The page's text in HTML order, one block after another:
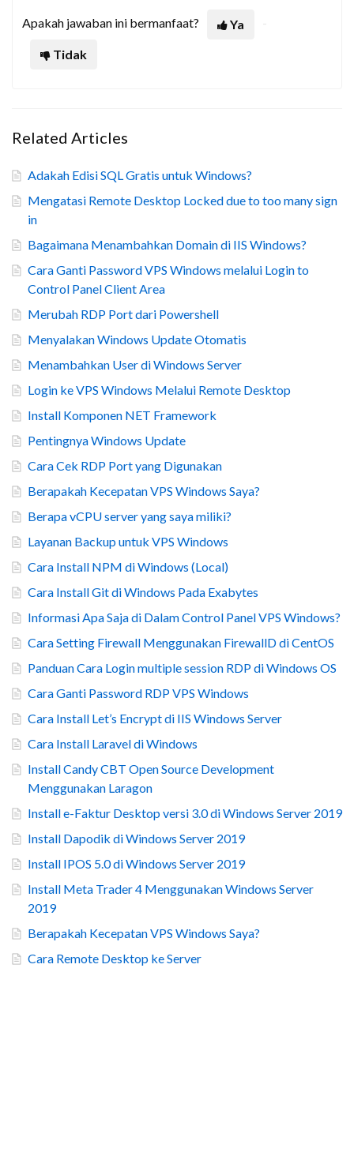
Apakah jawaban ini bermanfaat?
Ya
Tidak
Related Articles
Adakah Edisi SQL Gratis untuk Windows?
Mengatasi Remote Desktop Locked due to too many sign
in
Bagaimana Menambahkan Domain di IIS Windows?
Cara Ganti Password VPS Windows melalui Login to
Control Panel Client Area
Merubah RDP Port dari Powershell
Menyalakan Windows Update Otomatis
Menambahkan User di Windows Server
Login ke VPS Windows Melalui Remote Desktop
Install Komponen NET Framework
Pentingnya Windows Update
Cara Cek RDP Port yang Digunakan
Berapakah Kecepatan VPS Windows Saya?
Berapa vCPU server yang saya miliki?
Layanan Backup untuk VPS Windows
Cara Install NPM di Windows (Local)
Cara Install Git di Windows Pada Exabytes
Informasi Apa Saja di Dalam Control Panel VPS Windows?
Cara Setting Firewall Menggunakan FirewallD di CentOS
Panduan Cara Login multiple session RDP di Windows OS
Cara Ganti Password RDP VPS Windows
Cara Install Let’s Encrypt di IIS Windows Server
Cara Install Laravel di Windows
Install Candy CBT Open Source Development
Menggunakan Laragon
Install e-Faktur Desktop versi 3.0 di Windows Server 2019
Install Dapodik di Windows Server 2019
Install IPOS 5.0 di Windows Server 2019
Install Meta Trader 4 Menggunakan Windows Server
2019
Berapakah Kecepatan VPS Windows Saya?
Cara Remote Desktop ke Server